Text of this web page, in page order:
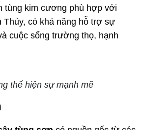
tùng kim cương phù hợp với
Thủy, có khả năng hỗ trợ sự
cuộc sống trường thọ, hạnh
thể hiện sự mạnh mẽ